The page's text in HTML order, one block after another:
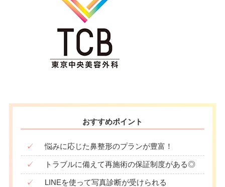
おすすめポイント
✓ 悩みに応じた鼻整形のプランが豊富！
✓ トラブルに備えて再施術の保証制度がある◎
✓ LINEを使って写真診断が受けられる